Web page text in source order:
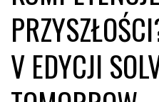
V EDYCJI